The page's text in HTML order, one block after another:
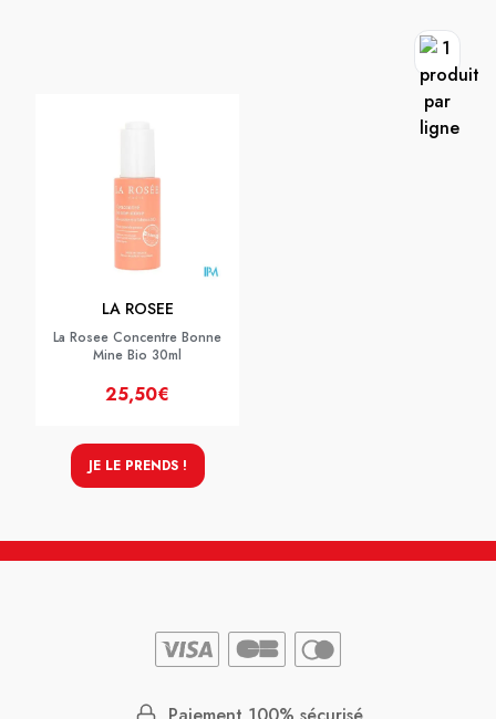
LA ROSEE
La Rosee Concentre Bonne
Mine Bio 30ml
25,50€
JE LE PRENDS !